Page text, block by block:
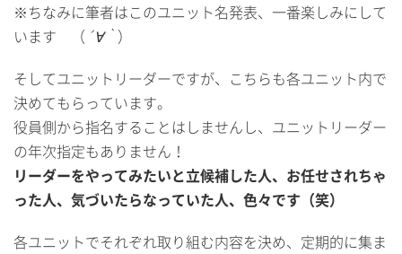
※ちなみに筆者はこのユニット名発表、一番楽しみにして
います （ ´∀｀ ）
そしてユニットリーダーですが、こちらも各ユニット内で
決めてもらっています。
役員側から指名することはしませんし、ユニットリーダー
の年次指定もありません！
リーダーをやってみたいと立候補した人、お任せされちゃ
った人、気づいたらなっていた人、色々です（笑）
各ユニットでそれぞれ取り組む内容を決め、定期的に集ま